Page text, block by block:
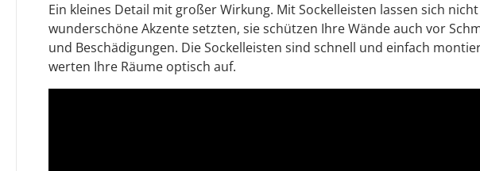
Ein kleines Detail mit großer Wirkung. Mit Sockelleisten lassen sich
wunderschöne Akzente setzten, sie schützen Ihre Wände auch vor
und Beschädigungen. Die Sockelleisten sind schnell und einfach
werten Ihre Räume optisch auf.